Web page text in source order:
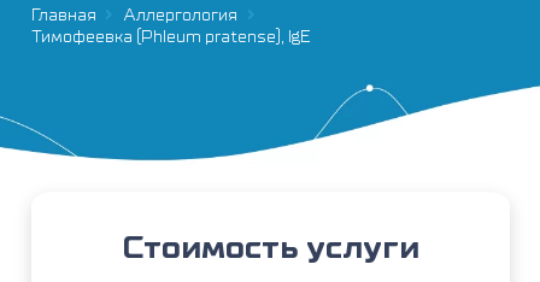
Главная
Аллергология
Тимофеевка (Phleum pratense), IgE
Стоимость услуги